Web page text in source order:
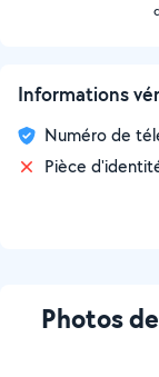
Informations
Numéro de
Pièce
Photos